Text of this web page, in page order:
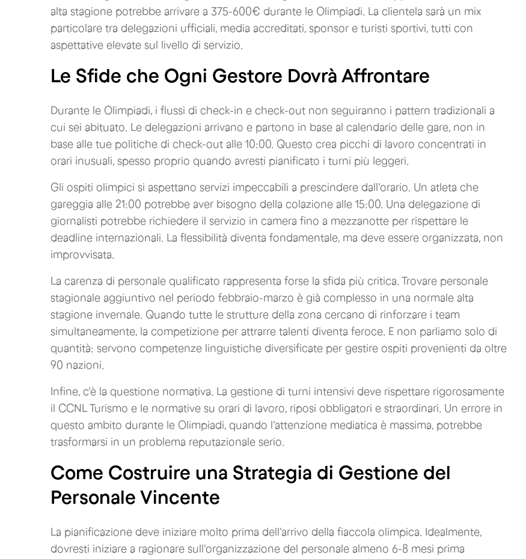
alta stagione potrebbe arrivare a 375-600€ durante le Olimpiadi. La clientela sarà un mix
particolare tra delegazioni ufficiali, media accreditati, sponsor e turisti sportivi, tutti con
aspettative elevate sul livello di servizio.
Le Sfide che Ogni Gestore Dovrà Affrontare
Durante le Olimpiadi, i flussi di check-in e check-out non seguiranno i pattern tradizionali a
cui sei abituato. Le delegazioni arrivano e partono in base al calendario delle gare, non in
base alle tue politiche di check-out alle 10:00. Questo crea picchi di lavoro concentrati in
orari inusuali, spesso proprio quando avresti pianificato i turni più leggeri.
Gli ospiti olimpici si aspettano servizi impeccabili a prescindere dall'orario. Un atleta che
gareggia alle 21:00 potrebbe aver bisogno della colazione alle 15:00. Una delegazione di
giornalisti potrebbe richiedere il servizio in camera fino a mezzanotte per rispettare le
deadline internazionali. La flessibilità diventa fondamentale, ma deve essere organizzata, non
improvvisata.
La carenza di personale qualificato rappresenta forse la sfida più critica. Trovare personale
stagionale aggiuntivo nel periodo febbraio-marzo è già complesso in una normale alta
stagione invernale. Quando tutte le strutture della zona cercano di rinforzare i team
simultaneamente, la competizione per attrarre talenti diventa feroce. E non parliamo solo di
quantità: servono competenze linguistiche diversificate per gestire ospiti provenienti da oltre
90 nazioni.
Infine, c'è la questione normativa. La gestione di turni intensivi deve rispettare rigorosamente
il CCNL Turismo e le normative su orari di lavoro, riposi obbligatori e straordinari. Un errore in
questo ambito durante le Olimpiadi, quando l'attenzione mediatica è massima, potrebbe
trasformarsi in un problema reputazionale serio.
Come Costruire una Strategia di Gestione del
Personale Vincente
La pianificazione deve iniziare molto prima dell'arrivo della fiaccola olimpica. Idealmente,
dovresti iniziare a ragionare sull'organizzazione del personale almeno 6-8 mesi prima